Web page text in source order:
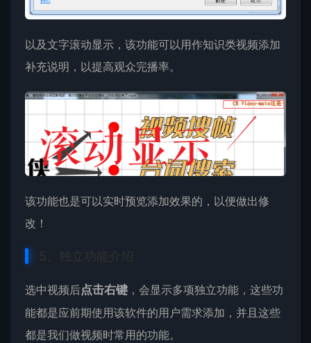
以及文字滚动显示，该功能可以用作知识类视频添加
补充说明，以提高观众完播率。
该功能也是可以实时预览添加效果的，以便做出修
改！
5、独立功能介绍
选中视频后点击右键 ，会显示多项独立功能，这些功
能都是应前期使用该软件的用户需求添加，并且这些
都是我们做视频时常用的功能。